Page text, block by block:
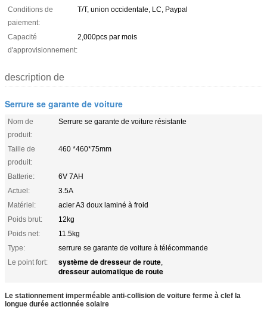
Conditions de
paiement:
T/T, union occidentale, LC, Paypal
Capacité
d'approvisionnement:
2,000pcs par mois
description de
Serrure se garante de voiture
Nom de
produit:
Serrure se garante de voiture résistante
Taille de
produit:
460 *460*75mm
Batterie:
6V 7AH
Actuel:
3.5A
Matériel:
acier A3 doux laminé à froid
Poids brut:
12kg
Poids net:
11.5kg
Type:
serrure se garante de voiture à télécommande
Le point fort:
système de dresseur de route,
dresseur automatique de route
Le stationnement imperméable anti-collision de voiture ferme à clef la
longue durée actionnée solaire